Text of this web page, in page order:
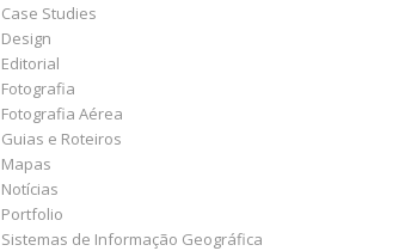
Case Studies
Design
Editorial
Fotografia
Fotografia Aérea
Guias e Roteiros
Mapas
Notícias
Portfolio
Sistemas de Informação Geográfica